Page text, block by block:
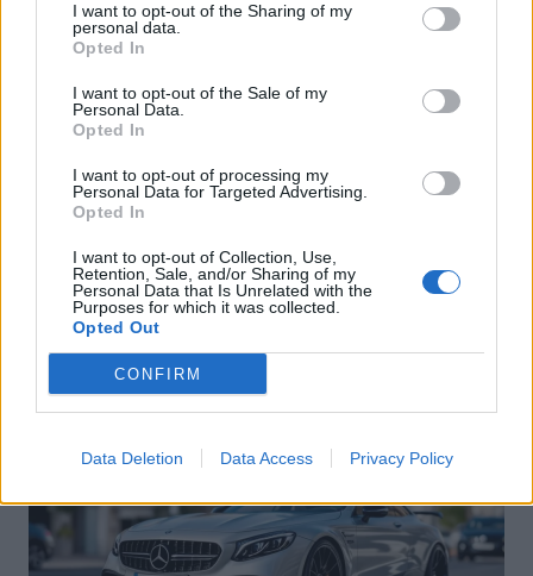
I want to opt-out of the Sharing of my
personal data.
Opted In
I want to opt-out of the Sale of my
Personal Data.
Opted In
I want to opt-out of processing my
Personal Data for Targeted Advertising.
Opted In
I want to opt-out of Collection, Use,
Retention, Sale, and/or Sharing of my
Personal Data that Is Unrelated with the
Purposes for which it was collected.
Opted Out
CONFIRM
Data Deletion Data Access Privacy Policy
de suivi permanent.
Auto Pour Vous
Navigation
de
l’article
Précédent